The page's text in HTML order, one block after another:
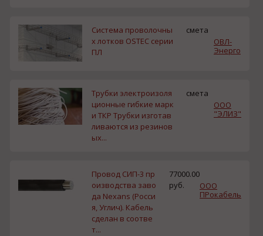
Система проволочны
х лотков OSTEC серии
ПЛ
смета
ОВЛ-
Энерго
Трубки электроизоля
ционные гибкие марк
и ТКР Трубки изготав
ливаются из резинов
ых...
смета
ООО
"ЭЛИЗ"
Провод СИП-3 пр
оизводства заво
да Nexans (Росси
я, Углич). Кабель
сделан в соотве
т...
77000.00
руб.
ООО
ПРокабель